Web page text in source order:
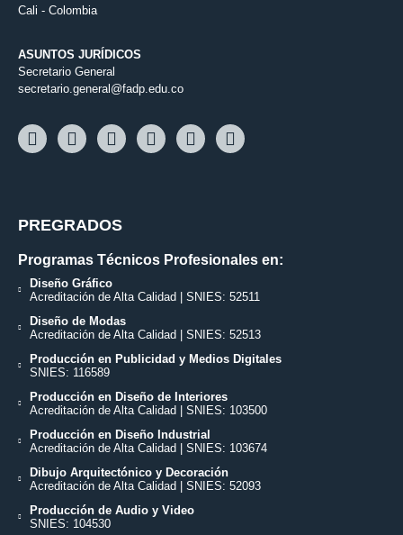
Cali - Colombia
ASUNTOS JURÍDICOS
Secretario General
secretario.general@fadp.edu.co
PREGRADOS
Programas Técnicos Profesionales en:
Diseño Gráfico
Acreditación de Alta Calidad | SNIES: 52511
Diseño de Modas
Acreditación de Alta Calidad | SNIES: 52513
Producción en Publicidad y Medios Digitales
SNIES: 116589
Producción en Diseño de Interiores
Acreditación de Alta Calidad | SNIES: 103500
Producción en Diseño Industrial
Acreditación de Alta Calidad | SNIES: 103674
Dibujo Arquitectónico y Decoración
Acreditación de Alta Calidad | SNIES: 52093
Producción de Audio y Video
SNIES: 104530